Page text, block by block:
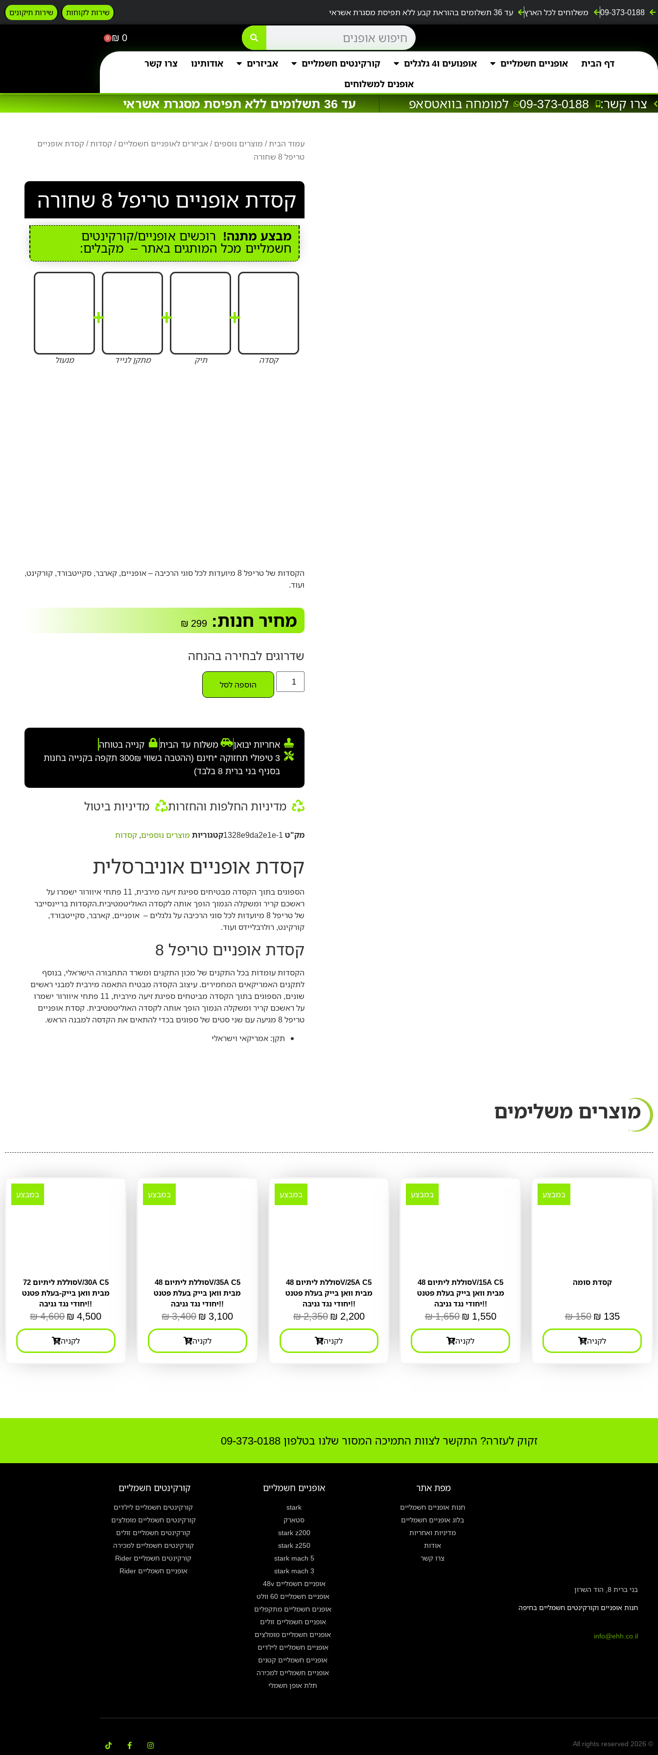
09-373-0188 משלוחים לכל הארץ עד 36 תשלומים בהוראת קבע ללא תפיסת מסגרת אשראי שירות לקוחות שירות תיקונים
0
₪
0
דף הבית אופניים חשמליים אופנועים ו4 גלגלים קורקינטים חשמליים אביזרים אודותינו
צרו קשר
אופנים למשלוחים
צרו קשר: 09-373-0188 למומחה בוואטסאפ עד 36 תשלומים ללא תפיסת מסגרת אשראי
עמוד הבית/ מוצרים נוספים/אביזרים לאופניים חשמליים/קסדות/ קסדת אופניים
טריפל 8 שחורה
קסדת אופניים טריפל 8 שחורה
מבצע מתנה! רוכשים אופניים/קורקינטים
חשמליים מכל המותגים באתר – מקבלים:
קסדה תיק מתקן לנייד מנעול
הקסדות של טריפל 8 מיועדות לכל סוגי הרכיבה – אופניים, קארבר, סקייטבורד, קורקינט,
ועוד.
מחיר חנות: 299
₪
שדרוגים לבחירה בהנחה
הוספה לסל
אחריות יבואן משלוח עד הבית
קנייה בטוחה
3 טיפולי תחזוקה *חינם (ההטבה בשווי 300₪ תקפה בקנייה בחנות
בסניף בני ברית 8 בלבד)
מדיניות החלפות והחזרות מדיניות ביטול
מק"ט1328e9da2e1e-1קטגוריות מוצרים נוספים, קסדות
קסדת אופניים אוניברסלית
הספוגים בתוך הקסדה מבטיחים ספיגת זיעה מירבית, 11 פתחי איוורור ישמרו על
ראשכם קריר ומשקלה הנמוך הופך אותה לקסדה האוליטמטיבית.הקסדות בריינסייבר
של טריפל 8 מיועדות לכל סוגי הרכיבה על גלגלים – אופניים, קארבר, סקייטבורד,
קורקינט, רולרבליידס ועוד.
קסדת אופניים טריפל 8
הקסדות עומדות בכל התקנים של מכון התקנים ומשרד התחבורה הישראלי, בנוסף
לתקנים האמריקאים המחמירים. עיצוב הקסדה מבטיח התאמה מירבית למבני ראשים
שונים, הספוגים בתוך הקסדה מביטחים ספיגת זיעה מירבית, 11 פתחי איוורור ישמרו
על ראשכם קריר ומשקלה הנמוך הופך אותה לקסדה האוליטמטיבית. קסדת אופניים
טריפל 8 מגיעה עם שני סטים של ספוגים בכדי להתאים את הקדסה למבנה הראש.
תקן: אמריקאי וישראלי
מוצרים משלימים
במבצע
סוללת ליתיום 72V/30A C5
מבית וואן בייק-בעלת פטנט
יחודי נגד גניבה!!
4,600
₪ 4,500
₪
לקניה
במבצע
סוללת ליתיום 48V/35A C5
מבית וואן בייק בעלת פטנט
יחודי נגד גניבה!!
3,400
₪ 3,100
₪
לקניה
במבצע
סוללת ליתיום 48V/25A C5
מבית וואן בייק בעלת פטנט
יחודי נגד גניבה!!
2,350
₪ 2,200
₪
לקניה
במבצע
סוללת ליתיום 48V/15A C5
מבית וואן בייק בעלת פטנט
יחודי נגד גניבה!!
1,650
₪ 1,550
₪
לקניה
במבצע
קסדת סומה
150
₪ 135
₪
לקניה
זקוק לעזרה? התקשר לצוות התמיכה המסור שלנו בטלפון 09-373-0188
בני ברית 8, הוד השרון
חנות אופניים וקורקינטים חשמליים בחיפה
info@ehh.co.il
מפת אתר
חנות אופניים חשמליים
בלוג אופניים חשמליים
מדיניות ואחריות
אודות
צרו קשר
אופניים חשמליים
stark
סטארק
stark z200
stark z250
stark mach 5
stark mach 3
אופניים חשמליים 48v
אופניים חשמליים 60 וולט
אופנים חשמליים מתקפלים
אופניים חשמליים זולים
אופניים חשמליים מומלצים
אופניים חשמליים לילדים
אופניים חשמליים קטנים
אופניים חשמליים למכירה
תלת אופן חשמלי
קורקינטים חשמליים
קורקינטים חשמליים לילדים
קורקינטים חשמליים מומלצים
קורקינטים חשמליים זולים
קורקינטים חשמליים למכירה
קורקינטים חשמליים Rider
אופניים חשמליים Rider
© 2026 All rights reserved